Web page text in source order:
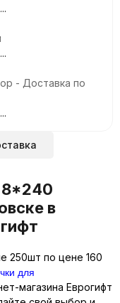
- Доставка по
8*240
в
250шт по цене 160
для
магазина Еврогифт